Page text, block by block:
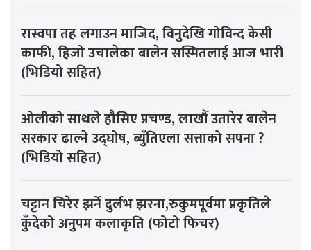
रास्वपा तह लगाउन माजिद, विनुदेखि गोविन्द केसी
काफी, हिजो उचालेका बालेन सस्मितलाई आज भारी
(भिडियो सहित)
ओलीको साथले हौसिए प्रचण्ड, लाखौँ उतारेर बालेन
सरकार ढाल्ने उद्घोष, ब्युँतिएला सत्ताको सपना ?
(भिडियो सहित)
चट्टान चिरेर झर्ने दुर्लभ झरना,रुकुमपूर्वमा प्रकृतिले
कुँदेको अनुपम कलाकृति (फोटो फिचर)